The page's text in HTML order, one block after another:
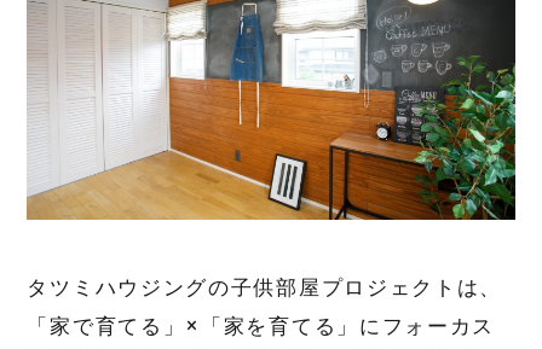
タツミハウジングの子供部屋プロジェクトは、
「家で育てる」×「家を育てる」にフォーカス